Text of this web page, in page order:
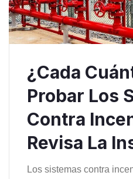
¿Cada
Probar Los
Contra
Revisa La
Los sistemas contra